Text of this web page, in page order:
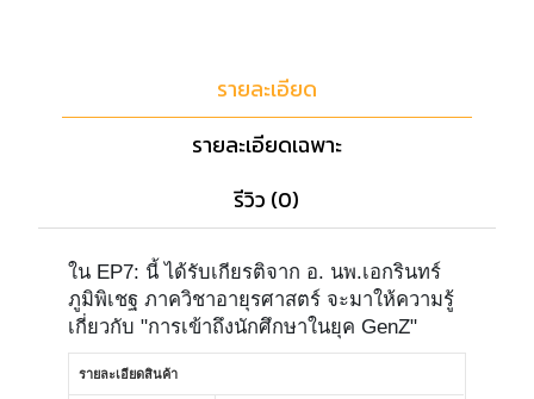
รายละเอียด
รายละเอียดเฉพาะ
รีวิว (0)
ใน EP7: นี้ ได้รับเกียรติจาก อ. นพ.เอกรินทร์
ภูมิพิเชฐ ภาควิชาอายุรศาสตร์ จะมาให้ความรู้
เกี่ยวกับ "การเข้าถึงนักศึกษาในยุค GenZ"
รายละเอียดสินค้า